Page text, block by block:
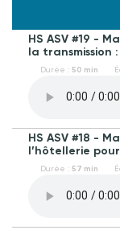
HS ASV #19 -
la transmission
Durée : 50 min
HS ASV #18 -
l’hôtellerie
Durée : 57 min